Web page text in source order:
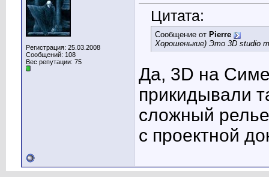
Регистрация: 25.03.2008
Сообщений: 108
Вес репутации: 75
Цитата:
Сообщение от Pierre
Хорошенькие) Это 3D studio
Да, 3D на
прикидывали
сложный
с проектной